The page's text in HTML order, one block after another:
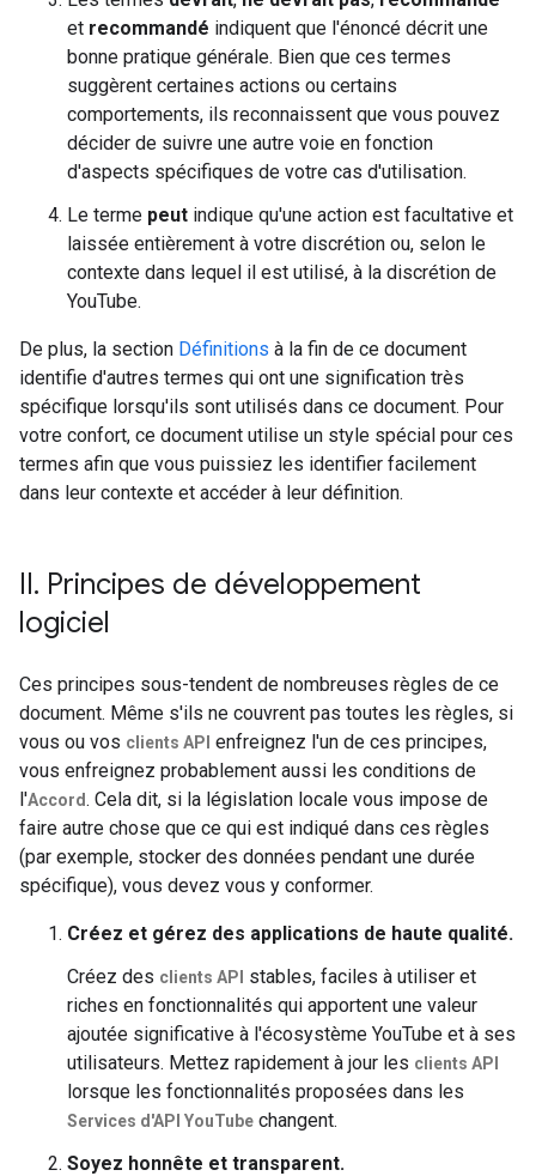
et recommandé indiquent que l'énoncé décrit une
bonne pratique générale. Bien que ces termes
suggèrent certaines actions ou certains
comportements, ils reconnaissent que vous pouvez
décider de suivre une autre voie en fonction
d'aspects spécifiques de votre cas d'utilisation.
Le terme peut indique qu'une action est facultative et
laissée entièrement à votre discrétion ou, selon le
contexte dans lequel il est utilisé, à la discrétion de
YouTube.
De plus, la section Définitions à la fin de ce document
identifie d'autres termes qui ont une signification très
spécifique lorsqu'ils sont utilisés dans ce document. Pour
votre confort, ce document utilise un style spécial pour ces
termes afin que vous puissiez les identifier facilement
dans leur contexte et accéder à leur définition.
II. Principes de développement
logiciel
Ces principes sous-tendent de nombreuses règles de ce
document. Même s'ils ne couvrent pas toutes les règles, si
vous ou vos clients API enfreignez l'un de ces principes,
vous enfreignez probablement aussi les conditions de
l'Accord. Cela dit, si la législation locale vous impose de
faire autre chose que ce qui est indiqué dans ces règles
(par exemple, stocker des données pendant une durée
spécifique), vous devez vous y conformer.
Créez et gérez des applications de haute qualité.
Créez des clients API
stables, faciles à utiliser et
riches en fonctionnalités qui apportent une valeur
ajoutée significative à l'écosystème YouTube et à ses
utilisateurs. Mettez rapidement à jour les clients API
lorsque les fonctionnalités proposées dans les
Services d'API YouTube changent.
Soyez honnête et transparent.